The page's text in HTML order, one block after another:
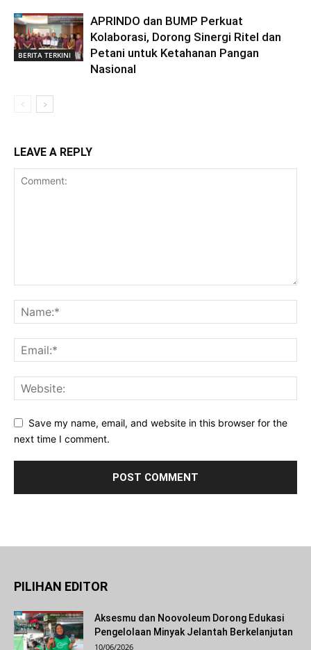
BERITA TERKINI
APRINDO dan BUMP Perkuat
Kolaborasi, Dorong Sinergi Ritel dan
Petani untuk Ketahanan Pangan
Nasional
LEAVE A REPLY
Save my name, email, and website in this browser for the
next time I comment.
PILIHAN EDITOR
Aksesmu dan Noovoleum Dorong Edukasi
Pengelolaan Minyak Jelantah Berkelanjutan
10/06/2026